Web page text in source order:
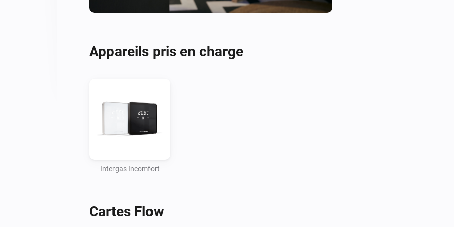
Appareils pris en charge
Intergas Incomfort
Cartes Flow